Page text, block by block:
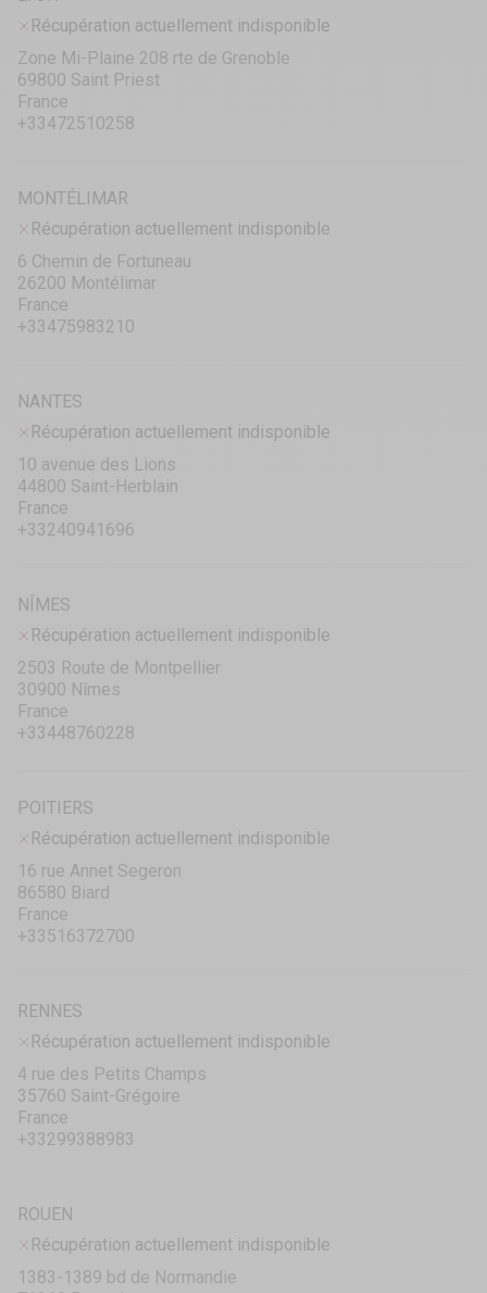
Récupération actuellement indisponible
Zone Mi-Plaine 208 rte de Grenoble
69800 Saint Priest
France
+33472510258
MONTÉLIMAR
Récupération actuellement indisponible
6 Chemin de Fortuneau
26200 Montélimar
France
+33475983210
NANTES
Récupération actuellement indisponible
10 avenue des Lions
44800 Saint-Herblain
France
+33240941696
NÎMES
Récupération actuellement indisponible
2503 Route de Montpellier
30900 Nîmes
France
+33448760228
POITIERS
Récupération actuellement indisponible
16 rue Annet Segeron
86580 Biard
France
+33516372700
RENNES
Récupération actuellement indisponible
4 rue des Petits Champs
35760 Saint-Grégoire
France
+33299388983
ROUEN
Récupération actuellement indisponible
1383-1389 bd de Normandie